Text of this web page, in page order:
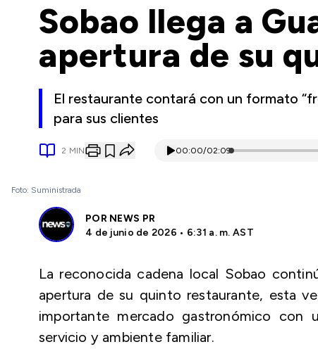
Sobao llega a
apertura de su
El restaurante contará con un formato
para sus clientes
2 MIN 00:00/02:09
Foto: Suministrada
POR NEWS PR
4 de junio de 2026 • 6:31 a. m. AST
La reconocida cadena local Sobao
apertura de su quinto restaurante, esta
importante mercado gastronómico con
servicio y ambiente familiar.